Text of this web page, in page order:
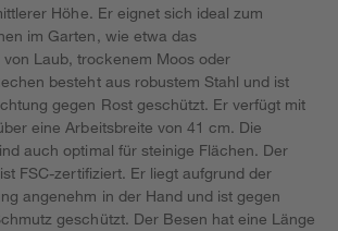
Höhe. Er eignet sich ideal zum
im Garten, wie etwa das
Laub, trockenem Moos oder
besteht aus robustem Stahl und ist
gegen Rost geschützt. Er verfügt mit
eine Arbeitsbreite von 41 cm. Die
auch optimal für steinige Flächen. Der
FSC-zertifiziert. Er liegt aufgrund der
angenehm in der Hand und ist gegen
geschützt. Der Besen hat eine Länge